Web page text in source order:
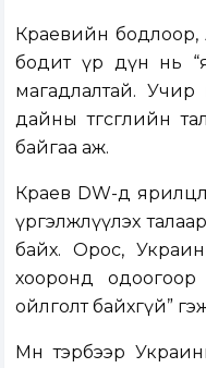
Краевийн бодлоор,
бодит үр дүн нь
магадлалтай.
дайны төгсгөлийн
байгаа аж.
Краев DW-д
үргэлжлүүлэх
байх. Орос,
хооронд одоогоор
ойлголт байхгүй”
Мөн тэрбээр